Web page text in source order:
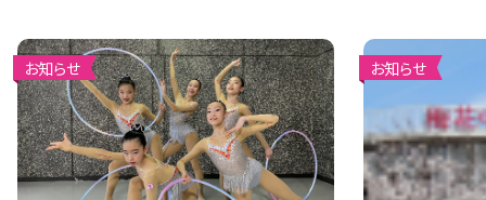
お知らせ お知らせ